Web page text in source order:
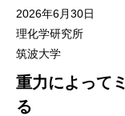
2026年6月30日
理化学研究所
筑波大学
重力によって
る